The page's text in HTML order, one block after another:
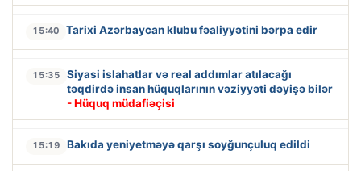
15:40 Tarixi Azərbaycan klubu fəaliyyətini bərpa edir
15:35
Siyasi islahatlar və real addımlar atılacağı
təqdirdə insan hüquqlarının vəziyyəti dəyişə bilər
- Hüquq müdafiəçisi
15:19 Bakıda yeniyetməyə qarşı soyğunçuluq edildi